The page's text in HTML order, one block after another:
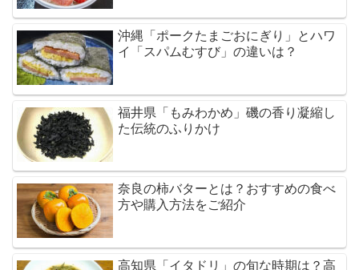
沖縄「ポークたまごおにぎり」とハワ
イ「スパムむすび」の違いは？
福井県「もみわかめ」磯の香り凝縮し
た伝統のふりかけ
奈良の柿バターとは？おすすめの食べ
方や購入方法をご紹介
高知県「イタドリ」の旬な時期は？高